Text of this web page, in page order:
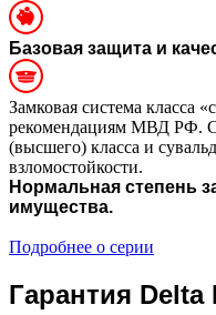
Базовая защита и
Замковая система класса
рекомендациям МВД РФ.
(высшего) класса и
взломостойкости.
Нормальная степень
имущества.
Подробнее о серии
Гарантия Delta